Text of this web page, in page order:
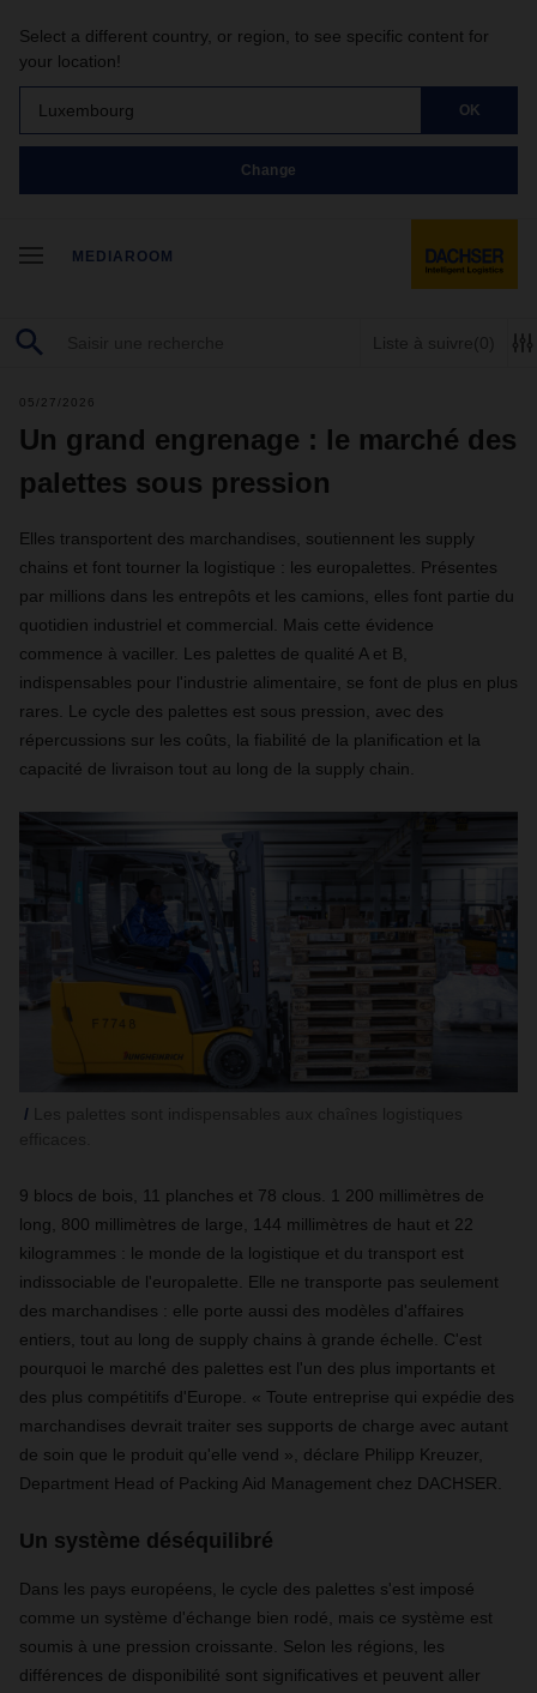
Select a different country, or region, to see specific content for
your location!
Luxembourg OK
Change
MEDIAROOM
Liste à suivre(0)
05/27/2026
Un grand engrenage : le marché des
palettes sous pression
Elles transportent des marchandises, soutiennent les supply
chains et font tourner la logistique : les europalettes. Présentes
par millions dans les entrepôts et les camions, elles font partie du
quotidien industriel et commercial. Mais cette évidence
commence à vaciller. Les palettes de qualité A et B,
indispensables pour l'industrie alimentaire, se font de plus en plus
rares. Le cycle des palettes est sous pression, avec des
répercussions sur les coûts, la fiabilité de la planification et la
capacité de livraison tout au long de la supply chain.
9 blocs de bois, 11 planches et 78 clous. 1 200 millimètres de
long, 800 millimètres de large, 144 millimètres de haut et 22
kilogrammes : le monde de la logistique et du transport est
indissociable de l'europalette. Elle ne transporte pas seulement
des marchandises : elle porte aussi des modèles d'affaires
entiers, tout au long de supply chains à grande échelle. C'est
pourquoi le marché des palettes est l'un des plus importants et
des plus compétitifs d'Europe. « Toute entreprise qui expédie des
marchandises devrait traiter ses supports de charge avec autant
de soin que le produit qu'elle vend », déclare Philipp Kreuzer,
Department Head of Packing Aid Management chez DACHSER.
Un système déséquilibré
Dans les pays européens, le cycle des palettes s'est imposé
comme un système d'échange bien rodé, mais ce système est
soumis à une pression croissante. Selon les régions, les
différences de disponibilité sont significatives et peuvent aller